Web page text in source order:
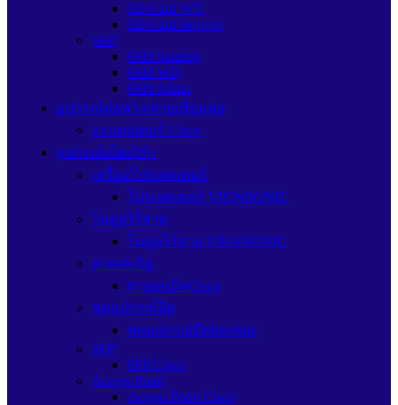
SD Card WD
SD Card Seagate
SSD
SSD Sandisk
SSD WD
SSD Adata
อุปกรณ์ต่อพ่วง/สายเชื่อมต่อ
อะแดปเตอร์ Cisco
อุปกรณ์เน็ตเวิร์ก
เครื่องโปรเจคเตอร์
โปรเจคเตอร์ VIEWSONIC
โมดูลไร้สาย
โมดูลไร้สาย VIEWSONIC
สายเคเบิล
สายเคเบิลCisco
ชุดอุปกรณ์ยึด
ชุดอุปกรณ์ยึดInterlink
SFP
SFP Cisco
Access Point
Access Point Cisco